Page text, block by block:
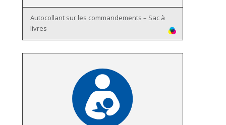
Autocollant sur les commandements – Sac à
livres